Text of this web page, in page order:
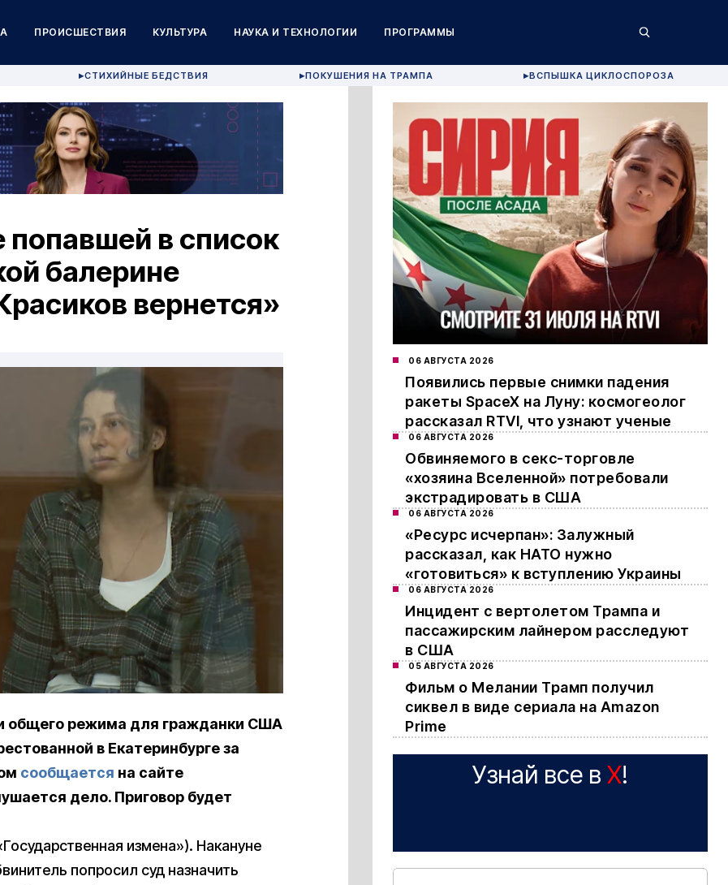
ПРОИСШЕСТВИЯ КУЛЬТУРА НАУКА И ТЕХНОЛОГИИ ПРОГРАММЫ
▶СТИХИЙНЫЕ БЕДСТВИЯ ▶ПОКУШЕНИЯ НА ТРАМПА ▶ВСПЫШКА ЦИКЛОСПОРОЗА
в список
балерине
вернется»
общего режима для гражданки США
в Екатеринбурге за
сообщается на сайте
дело. Приговор будет
измена»). Накануне
попросил суд назначить
06 АВГУСТА 2026
Появились первые снимки падения
ракеты SpaceX на Луну: космогеолог
рассказал RTVI, что узнают ученые
06 АВГУСТА 2026
Обвиняемого в секс-торговле
«хозяина Вселенной» потребовали
экстрадировать в США
06 АВГУСТА 2026
«Ресурс исчерпан»: Залужный
рассказал, как НАТО нужно
«готовиться» к вступлению Украины
06 АВГУСТА 2026
Инцидент с вертолетом Трампа и
пассажирским лайнером расследуют
в США
05 АВГУСТА 2026
Фильм о Мелании Трамп получил
сиквел в виде сериала на Amazon
Prime
Узнай все в X!